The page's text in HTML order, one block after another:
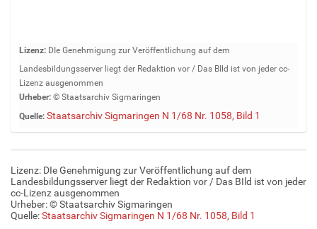
Z
e
i
g
B
i
l
n
v
o
Lizenz: DIe Genehmigung zur Veröffentlichung auf dem
Landesbildungsserver liegt der Redaktion vor / Das BIld ist von jeder cc-
Lizenz ausgenommen
Urheber: © Staatsarchiv Sigmaringen
Quelle: Staatsarchiv Sigmaringen N 1/68 Nr. 1058, Bild 1
Lizenz: DIe Genehmigung zur Veröffentlichung auf dem
Landesbildungsserver liegt der Redaktion vor / Das BIld ist von jeder
cc-Lizenz ausgenommen
Urheber: © Staatsarchiv Sigmaringen
Quelle:Staatsarchiv Sigmaringen N 1/68 Nr. 1058, Bild 1